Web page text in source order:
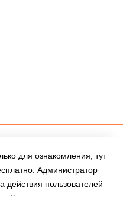
для ознакомления, тут
Администратор
действия пользователей